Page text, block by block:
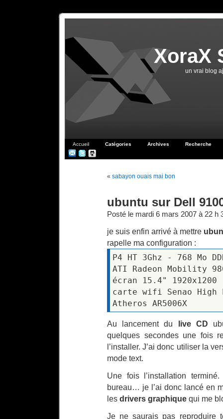
XoraX
un vrai blog
Accueil Catégories Archives Recherche
« sabayon ouais mai bon
ubuntu sur Dell
Posté le mardi 6 mars 2007 à 22 h
je suis enfin arrivé à mettre
rapelle ma configuration :
P4 HT 3Ghz - 768 Mo
ATI Radeon Mobility
écran 15.4" 1920x1200
carte wifi Senao High
Atheros AR5006X
Au lancement du live CD
quelques secondes une fois
l’installer. J’ai donc utiliser la
mode text.
Une fois l’installation
bureau… je l’ai donc lancé en
les drivers graphique qui me
Je ne saurais pas reproduire